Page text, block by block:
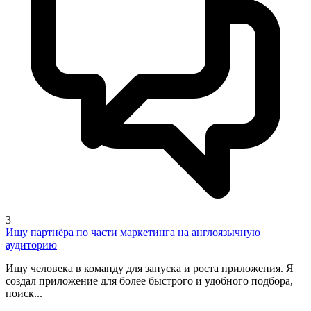
3
Ищу партнёра по части маркетинга на англоязычную
аудиторию
Ищу человека в команду для запуска и роста приложения. Я
создал приложение для более быстрого и удобного подбора,
поиск...